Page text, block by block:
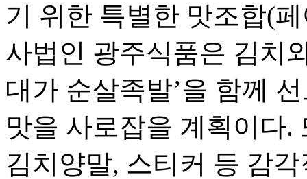
기 위한 특별한 맛조합(
사법인 광주식품은 김치
대가 순살족발’을 함께
맛을 사로잡을 계획이다
김치양말, 스티커 등 감